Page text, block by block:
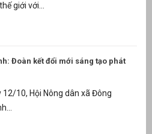
giới với...
Đoàn kết đổi mới sáng tạo phát
12/10, Hội Nông dân xã Đông